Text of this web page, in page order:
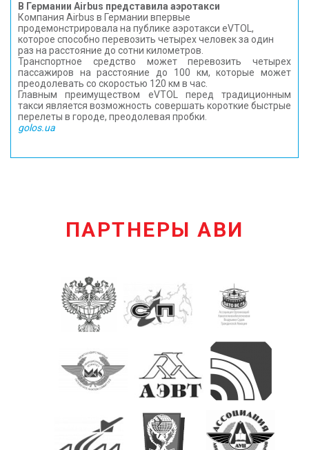
В Германии Airbus представила аэротакси
Компания Airbus в Германии впервые
продемонстрировала на публике аэротакси eVTOL,
которое способно перевозить четырех человек за один
раз на расстояние до сотни километров.
Транспортное средство может перевозить четырех
пассажиров на расстояние до 100 км, которые может
преодолевать со скоростью 120 км в час.
Главным преимуществом eVTOL перед традиционным
такси является возможность совершать короткие быстрые
перелеты в городе, преодолевая пробки.
golos.ua
ПАРТНЕРЫ АВИ